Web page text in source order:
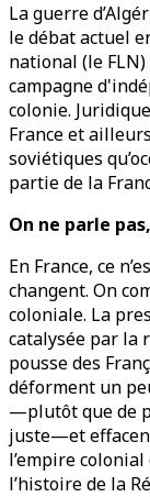
La guerre
le débat actuel
national (le
campagne
colonie.
France et
soviétiques
partie de la
On ne parle
En France, ce
changent. On
coloniale. La
catalysée par la
pousse des
déforment un
—plutôt que de
juste—et
l’empire
l’histoire de la